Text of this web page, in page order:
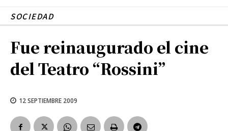
SOCIEDAD
Fue reinaugurado el cine
del Teatro “Rossini”
12 SEPTIEMBRE 2009